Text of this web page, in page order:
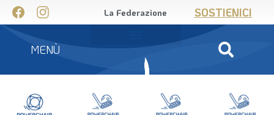
La Federazione SOSTIENICI
MENÙ